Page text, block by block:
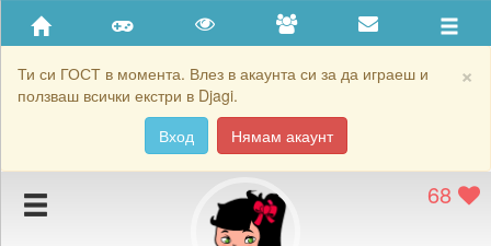
×
Ти си ГОСТ в момента. Влез в акаунта си за да играеш и
ползваш всички екстри в Djagi.
Вход
Нямам акаунт
Приятели
Хронология на игри
Подаръците на dani8 68